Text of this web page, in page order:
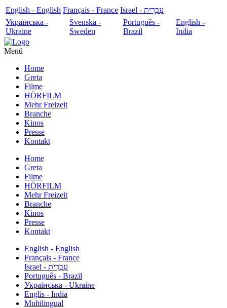
English - English Français - France
עִבְרִית - Israel
Українська -
Ukraine
Svenska -
Sweden
Português -
Brazil
English -
India
Menü
Home
Greta
Filme
HÖRFILM
Mehr Freizeit
Branche
Kinos
Presse
Kontakt
Home
Greta
Filme
HÖRFILM
Mehr Freizeit
Branche
Kinos
Presse
Kontakt
English - English
Français - France
עִבְרִית - Israel
Português - Brazil
Українська - Ukraine
Englis - India
Multilingual